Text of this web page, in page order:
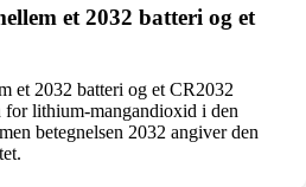
et 2032 batteri og et
et 2032 batteri og et CR2032
for lithium-mangandioxid i den
betegnelsen 2032 angiver den